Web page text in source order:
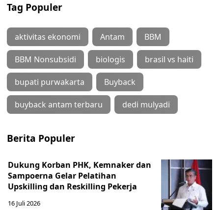
Tag Populer
aktivitas ekonomi Antam BBM
BBM Nonsubsidi biologis brasil vs haiti
bupati purwakarta Buyback
buyback antam terbaru dedi mulyadi
Berita Populer
Dukung Korban PHK, Kemnaker dan
Sampoerna Gelar Pelatihan
Upskilling dan Reskilling Pekerja
16 Juli 2026